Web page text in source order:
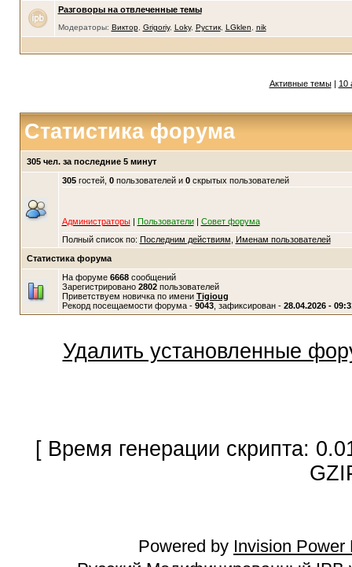
Разговоры на отвлеченные темы
Модераторы: Виктор, Grigoriy, Loky, Рустик, LGklen nik
Активные темы| 10
Статистика форума
305 чел. за последние 5 минут
305гостей, 0пользователей и 0скрытых пользователей
Администраторы| Пользователи| Совет форума
Полный список по: Последним действиям
Именам пользователей
Статистика форума
На форуме 6668сообщений
Зарегистрировано 2802пользователей
Приветствуем новичка по имени Tigioug
Рекорд посещаемости форума - 9043, зафиксирован - 28.04.2026 -
Удалить установленные
[ Время генерации скрипта:
Powered by Invision Power